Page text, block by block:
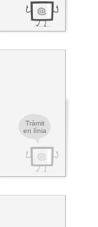
Tràmit
en línia